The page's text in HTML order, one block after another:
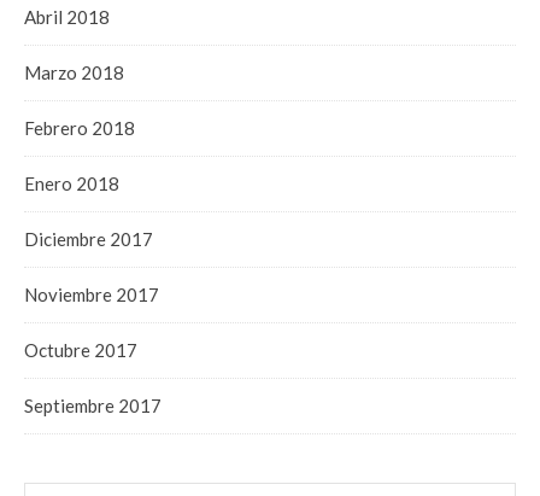
Abril 2018
Marzo 2018
Febrero 2018
Enero 2018
Diciembre 2017
Noviembre 2017
Octubre 2017
Septiembre 2017